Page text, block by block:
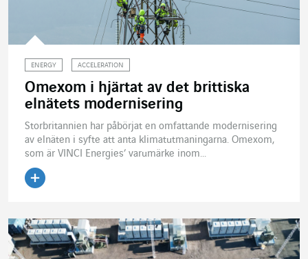
ENERGY ACCELERATION
Omexom i hjärtat av det brittiska
elnätets modernisering
Storbritannien har påbörjat en omfattande modernisering
av elnäten i syfte att anta klimatutmaningarna. Omexom,
som är VINCI Energies’ varumärke inom...